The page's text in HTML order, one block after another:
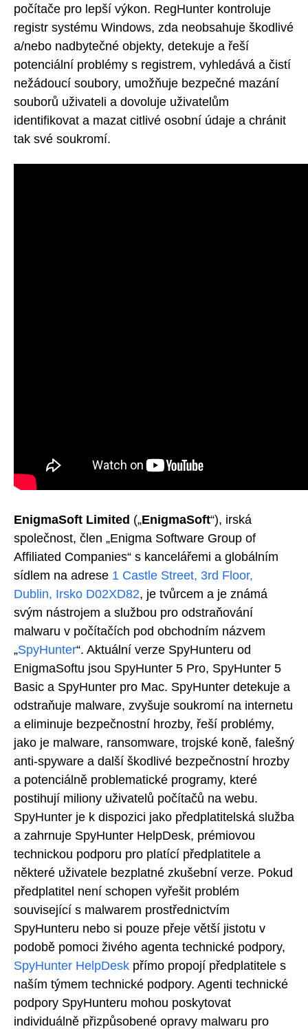
počítače pro lepší výkon. RegHunter kontroluje
registr systému Windows, zda neobsahuje škodlivé
a/nebo nadbytečné objekty, detekuje a řeší
potenciální problémy s registrem, vyhledává a čistí
nežádoucí soubory, umožňuje bezpečné mazání
souborů uživateli a dovoluje uživatelům
identifikovat a mazat citlivé osobní údaje a chránit
tak své soukromí.
EnigmaSoft Limited („EnigmaSoft“), irská
společnost, člen „Enigma Software Group of
Affiliated Companies“ s kancelářemi a globálním
sídlem na adrese 1 Castle Street, 3rd Floor,
Dublin, Irsko D02XD82, je tvůrcem a je známá
svým nástrojem a službou pro odstraňování
malwaru v počítačích pod obchodním názvem
„SpyHunter“. Aktuální verze SpyHunteru od
EnigmaSoftu jsou SpyHunter 5 Pro, SpyHunter 5
Basic a SpyHunter pro Mac. SpyHunter detekuje a
odstraňuje malware, zvyšuje soukromí na internetu
a eliminuje bezpečnostní hrozby, řeší problémy,
jako je malware, ransomware, trojské koně, falešný
anti-spyware a další škodlivé bezpečnostní hrozby
a potenciálně problematické programy, které
postihují miliony uživatelů počítačů na webu.
SpyHunter je k dispozici jako předplatitelská služba
a zahrnuje SpyHunter HelpDesk, prémiovou
technickou podporu pro platící předplatitele a
některé uživatele bezplatné zkušební verze. Pokud
předplatitel není schopen vyřešit problém
související s malwarem prostřednictvím
SpyHunteru nebo si pouze přeje větší jistotu v
podobě pomoci živého agenta technické podpory,
SpyHunter HelpDesk přímo propojí předplatitele s
naším týmem technické podpory. Agenti technické
podpory SpyHunteru mohou poskytovat
individuálně přizpůsobené opravy malwaru pro